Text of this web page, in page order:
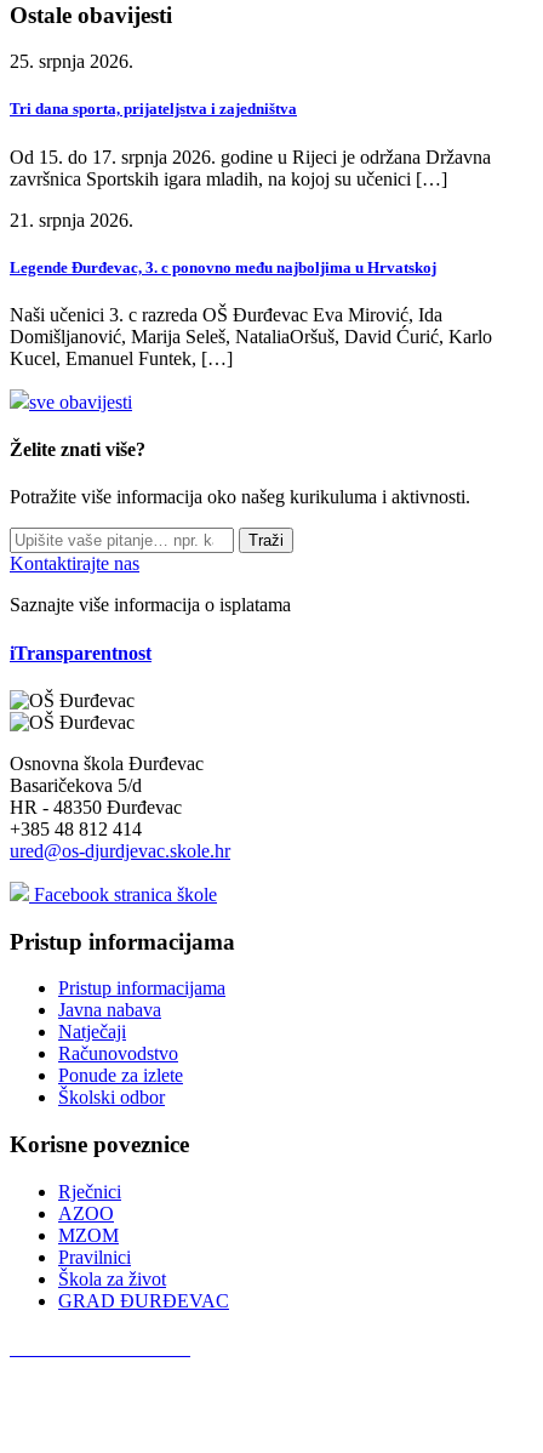
Ostale obavijesti
25. srpnja 2026.
Tri dana sporta, prijateljstva i zajedništva
Od 15. do 17. srpnja 2026. godine u Rijeci je održana Državna
završnica Sportskih igara mladih, na kojoj su učenici […]
21. srpnja 2026.
Legende Đurđevac, 3. c ponovno među najboljima u Hrvatskoj
Naši učenici 3. c razreda OŠ Đurđevac Eva Mirović, Ida
Domišljanović, Marija Seleš, NataliaOršuš, David Ćurić, Karlo
Kucel, Emanuel Funtek, […]
sve obavijesti
Želite znati više?
Potražite više informacija oko našeg kurikuluma i aktivnosti.
Traži
Kontaktirajte nas
Saznajte više informacija o isplatama
iTransparentnost
Osnovna škola Đurđevac
Basaričekova 5/d
HR - 48350 Đurđevac
+385 48 812 414
ured@os-djurdjevac.skole.hr
Facebook stranica škole
Pristup informacijama
Pristup informacijama
Javna nabava
Natječaji
Računovodstvo
Ponude za izlete
Školski odbor
Korisne poveznice
Rječnici
AZOO
MZOM
Pravilnici
Škola za život
GRAD ĐURĐEVAC